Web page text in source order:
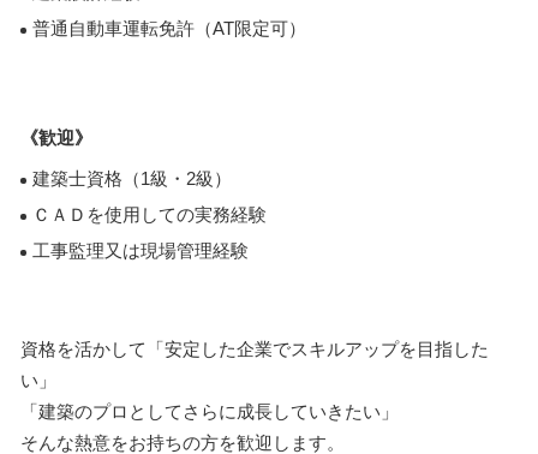
普通自動車運転免許（AT限定可）
《歓迎》
建築士資格（1級・2級）
ＣＡＤを使用しての実務経験
工事監理又は現場管理経験
資格を活かして「安定した企業でスキルアップを目指した
い」
「建築のプロとしてさらに成長していきたい」
そんな熱意をお持ちの方を歓迎します。